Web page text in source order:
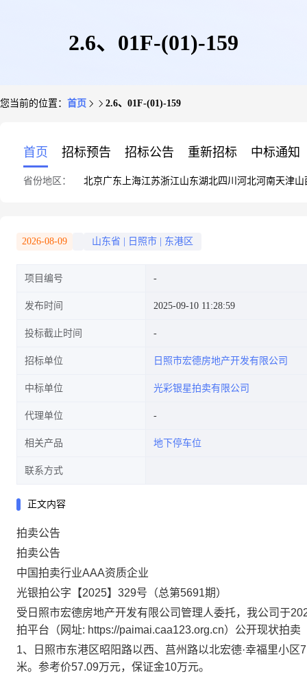
2.6、01F-(01)-159
您当前的位置： 首页 2.6、01F-(01)-159
首页 招标预告 招标公告 重新招标 中标通知
省份地区： 北京广东 上海江苏浙江山东湖北四川 河北河南天津山
2026-08-09 山东省 日照市 东港区
项目编号
发布时间 2025-09-10 11:28:59
投标截止时间
招标单位 日照市宏德房地产开发有限公司
中标单位 光彩银星拍卖有限公司
代理单位
相关产品 地下停车位
联系方式
正文内容
拍卖公告
拍卖公告
中国拍卖行业AAA资质企业
光银拍公字【2025】 329号（总第5691期）
受日照市宏德房地产开发有限公司管理人委托，我公司于
拍平台（网址: https://paimai.caa123.org.cn） 公开现状拍卖
1、
日照市东港区昭阳路以西、莒州路以北宏德·幸福里小区
米。 参考价57.09万元， 保证金10万元。